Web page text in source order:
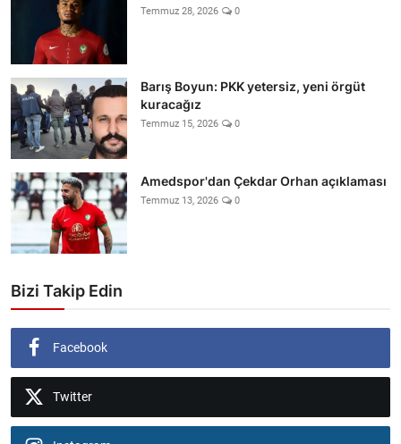
Temmuz 28, 2026 0
Barış Boyun: PKK yetersiz, yeni örgüt
kuracağız
Temmuz 15, 2026 0
Amedspor'dan Çekdar Orhan açıklaması
Temmuz 13, 2026 0
Bizi Takip Edin
Facebook
Twitter